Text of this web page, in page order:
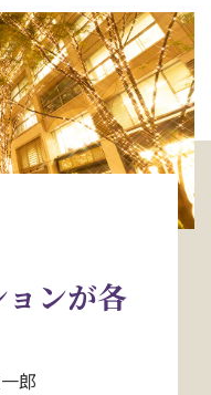
わせ
合わせ
ンが各
郎